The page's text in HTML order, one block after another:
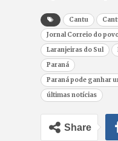
Cantu
Jornal Correio do
Laranjeiras do Sul
Paraná
Paraná pode ganhar
últimas notícias
Share